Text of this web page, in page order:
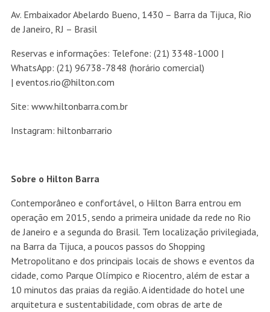
Av. Embaixador Abelardo Bueno, 1430 – Barra da Tijuca, Rio
de Janeiro, RJ – Brasil
Reservas e informações: Telefone: (21) 3348-1000 |
WhatsApp: (21) 96738-7848 (horário comercial)
| eventos.rio@hilton.com
Site: www.hiltonbarra.com.br
Instagram: hiltonbarrario
Sobre o Hilton Barra
Contemporâneo e confortável, o Hilton Barra entrou em
operação em 2015, sendo a primeira unidade da rede no Rio
de Janeiro e a segunda do Brasil. Tem localização privilegiada,
na Barra da Tijuca, a poucos passos do Shopping
Metropolitano e dos principais locais de shows e eventos da
cidade, como Parque Olímpico e Riocentro, além de estar a
10 minutos das praias da região. A identidade do hotel une
arquitetura e sustentabilidade, com obras de arte de